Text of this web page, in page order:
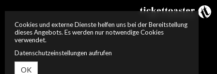
Cookies und externe Dienste helfen uns bei der Bereitstellung
dieses Angebots. Es werden nur notwendige Cookies
verwendet.
Datenschutzeinstellungen aufrufen
OK